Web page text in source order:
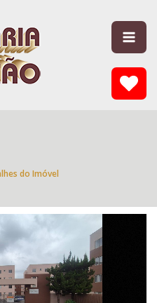
do Imóvel